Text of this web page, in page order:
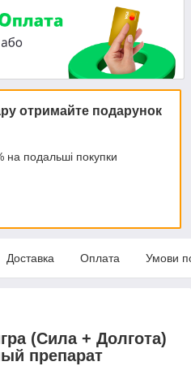
отримайте подарунок
на подальші покупки
Доставка Оплата Умови
(Сила + Долгота)
препарат